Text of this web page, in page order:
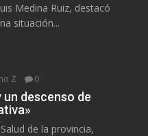
Medina Ruiz, destacó
situación...
Z 0
un descenso de
de la provincia,